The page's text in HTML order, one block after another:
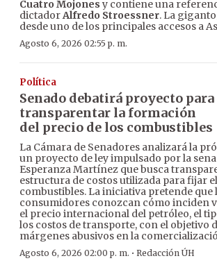
Cuatro Mojones y contiene una
dictadorAlfredo Stroessner. La
desde uno de los principales accesos a
Agosto 6, 2026 02:55 p. m.
Política
Senado debatirá proyecto para
transparentar la formación
del precio de los combustibles
La Cámara de Senadores analizará la
un proyecto de ley impulsado por la
Esperanza Martínez que busca
estructura de costos utilizada para fijar
combustibles. La iniciativa pretende que
consumidores conozcan cómo inciden
el precio internacional del petróleo, el
los costos de transporte, con el objetivo
márgenes abusivos en la
Agosto 6, 2026 02:00 p. m. · Redacción ÚH